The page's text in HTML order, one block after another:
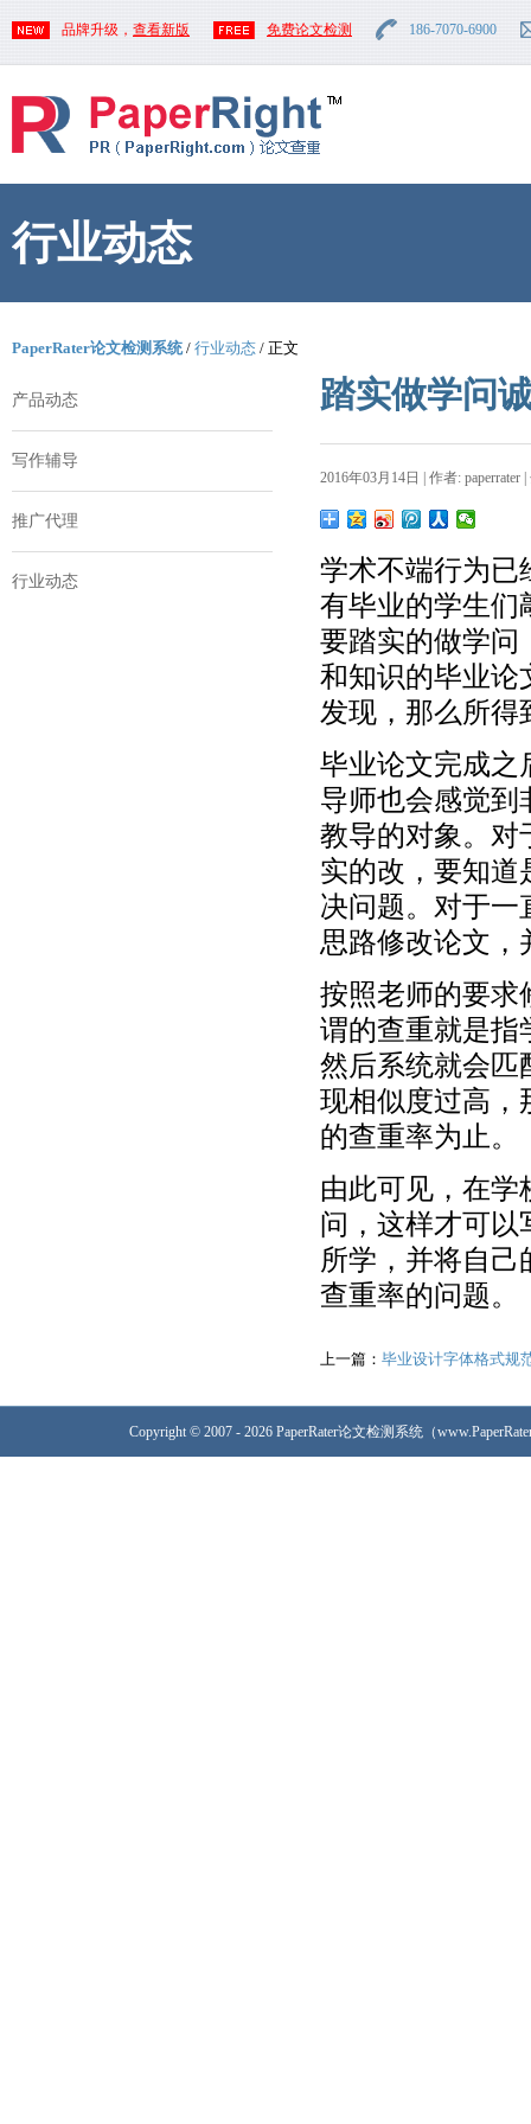
品牌升级， 查看新版 免费论文检测 186-7070-6900
行业动态
PaperRater论文检测系统/ 行业动态 / 正文
产品动态
写作辅导
推广代理
行业动态
踏实做学问
2016年03月14日 | 作者: paperrater
学术不端行为已
有毕业的学生们
要踏实的做学问
和知识的毕业论
发现，那么所得
毕业论文完成之
导师也会感觉到
教导的对象。对
实的改，要知道
决问题。对于一
思路修改论文，
按照老师的要求
谓的查重就是指
然后系统就会匹
现相似度过高，
的查重率为止。
由此可见，在学
问，这样才可以
所学，并将自
查重率的问题。
上一篇： 毕业设计字体格式规
Copyright © 2007 - 2026 PaperRater论文检测系统（